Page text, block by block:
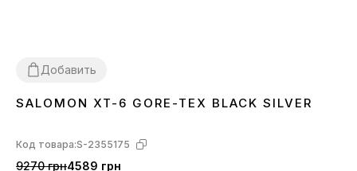
Добавить
3637 38 394041 42 43 444546
SALOMON XT-6 GORE-TEX BLACK SILVER
Код товара:S-2355175
9270 грн4589 грн